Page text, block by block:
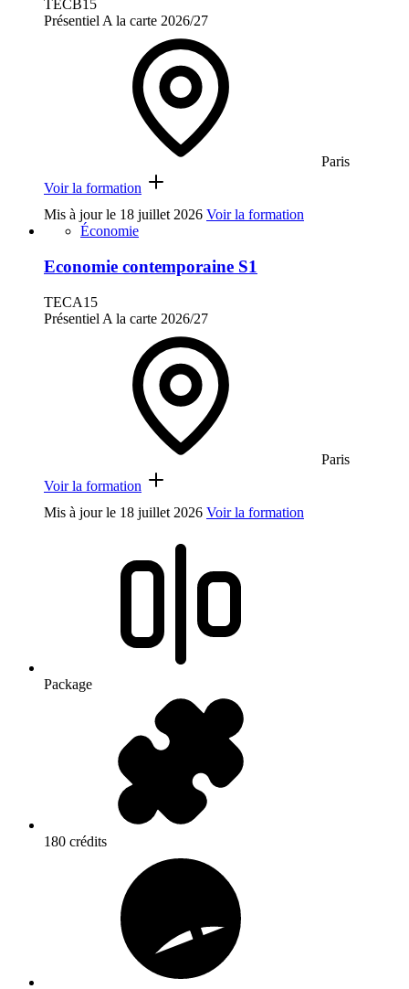
TECB15
Présentiel A la carte 2026/27
Paris
Voir la formation
Mis à jour le 18 juillet 2026 Voir la formation
Économie
Economie contemporaine S1
TECA15
Présentiel A la carte 2026/27
Paris
Voir la formation
Mis à jour le 18 juillet 2026 Voir la formation
Package
180 crédits